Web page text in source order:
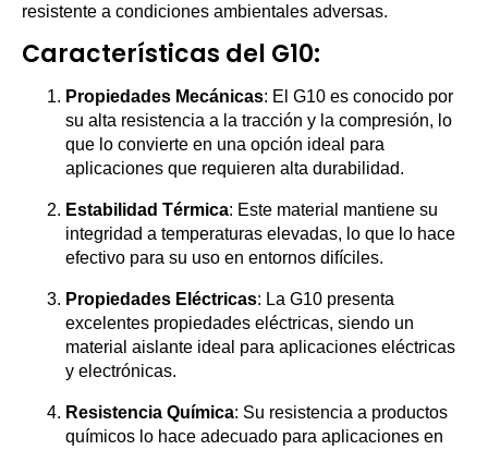
resistente a condiciones ambientales adversas.
Características del G10:
Propiedades Mecánicas: El G10 es conocido por
su alta resistencia a la tracción y la compresión, lo
que lo convierte en una opción ideal para
aplicaciones que requieren alta durabilidad.
Estabilidad Térmica: Este material mantiene su
integridad a temperaturas elevadas, lo que lo hace
efectivo para su uso en entornos difíciles.
Propiedades Eléctricas: La G10 presenta
excelentes propiedades eléctricas, siendo un
material aislante ideal para aplicaciones eléctricas
y electrónicas.
Resistencia Química: Su resistencia a productos
químicos lo hace adecuado para aplicaciones en